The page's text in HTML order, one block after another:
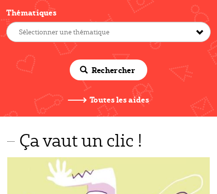
Thématiques
Rechercher
Toutes les aides
Ça vaut un clic !